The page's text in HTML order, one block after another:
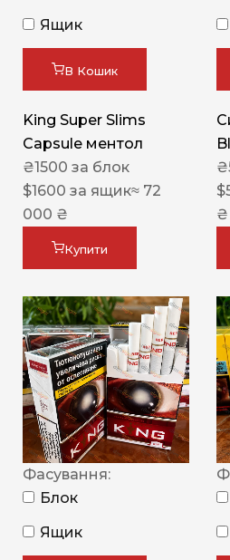
Ящик
В Кошик
King Super Slims
Capsule ментол
₴1500 за блок
$1600 за ящик≈ 72
000 ₴
Купити
₴
$
₴
Фасування:
Блок
Ящик